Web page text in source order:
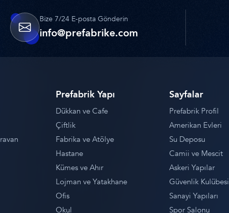
Bize 7/24 E-posta Gönderin
info@prefabrike.com
Prefabrik Yapı
Dükkan ve Cafe
Çiftlik
Fabrika ve Atölye
Hastane
Kümes ve Ahır
Lojman ve Yatakhane
Ofis
Okul
Sayfalar
Prefabrik Profil
Amerikan Evleri
Su Deposu
Camii ve Mescit
Askeri Yapılar
Güvenlik Kulübesi
Sanayi Yapıları
Spor Salonu